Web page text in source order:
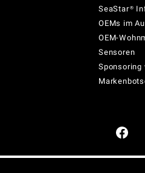
SeaStar®
OEMs im
OEM-
Sensoren
Sponsoring